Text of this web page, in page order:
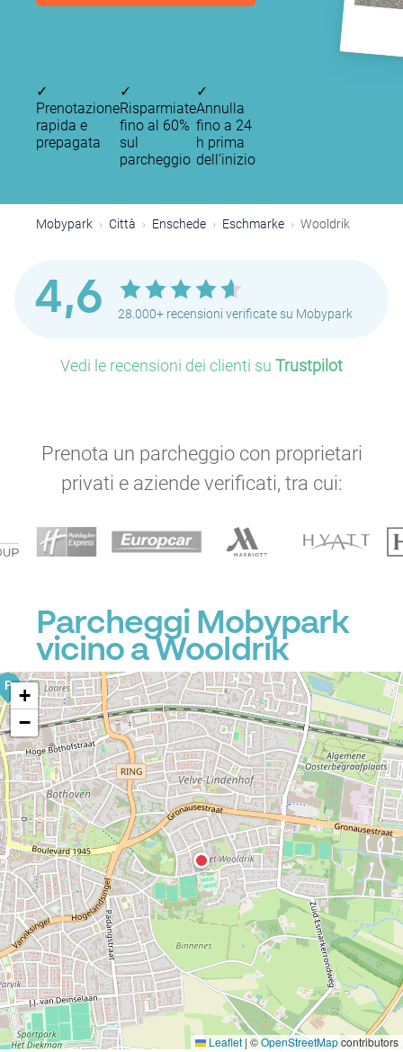
✓
Prenotazione
rapida e
prepagata
✓
Risparmiate
fino al 60%
sul
parcheggio
✓
Annulla
fino a 24
h prima
dell’inizio
Mobypark Città Enschede Eschmarke Wooldrik
4,6 28.000+ recensioni verificate su Mobypark
Vedi le recensioni dei clienti su Trustpilot
Prenota un parcheggio con proprietari
privati e aziende verificati, tra cui:
Parcheggi Mobypark
vicino a Wooldrik
P +
−
Leaflet | ©OpenStreetMapcontributors